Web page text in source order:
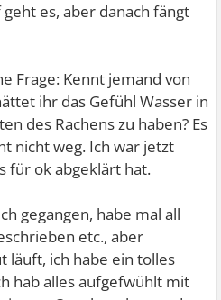
es, aber danach fängt
Frage: Kennt jemand von
ihr das Gefühl Wasser in
des Rachens zu haben? Es
nicht weg. Ich war jetzt
für ok abgeklärt hat.
gegangen, habe mal all
etc., aber
läuft, ich habe ein tolles
hab alles aufgefwühlt mit